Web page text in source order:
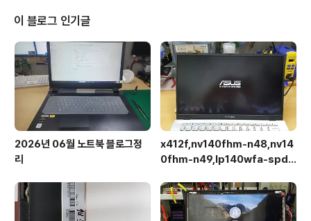
이 블로그 인기글
2026년 06월 노트북 블로그정
리
x412f,nv140fhm-n48,nv14
0fhm-n49,lp140wfa-spd1,